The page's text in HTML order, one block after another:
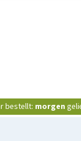
bestellt: morgen